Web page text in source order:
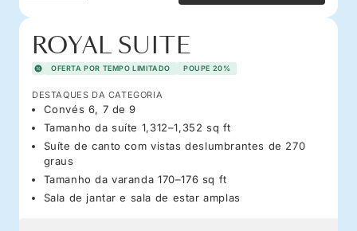
ROYAL SUITE
OFERTA POR TEMPO LIMITADO POUPE 20%
DESTAQUES DA CATEGORIA
Convés 6, 7 de 9
Tamanho da suíte 1,312–1,352 sq ft
Suíte de canto com vistas deslumbrantes de 270
graus
Tamanho da varanda 170–176 sq ft
Sala de jantar e sala de estar amplas